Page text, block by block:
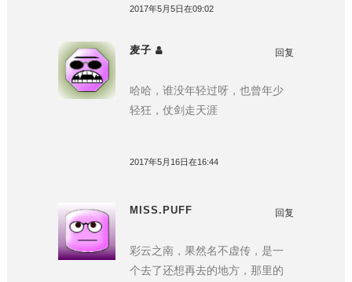
2017年5月5日在09:02
麦子 回复
哈哈，谁没年轻过呀，也曾年少
轻狂，仗剑走天涯
2017年5月16日在16:44
MISS.PUFF 回复
彩云之南，果然名不虚传，是一
个去了还想再去的地方，那里的